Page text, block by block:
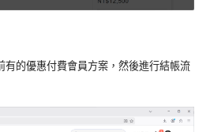
有的優惠付費會員方案，然後進行結帳流